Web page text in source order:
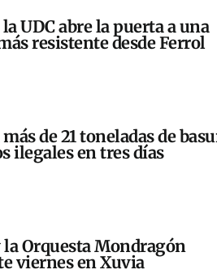
UDC abre la puerta a una
resistente desde Ferrol
de 21 toneladas de
ilegales en tres días
Orquesta Mondragón
viernes en Xuvia